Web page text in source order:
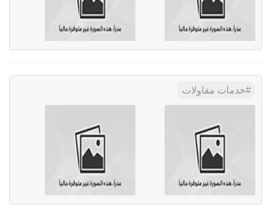
خدمات مقاولات